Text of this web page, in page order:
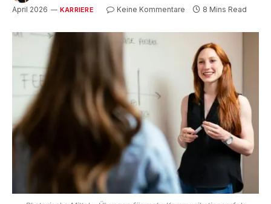
April 2026
KARRIERE Keine Kommentare 8 Mins Read